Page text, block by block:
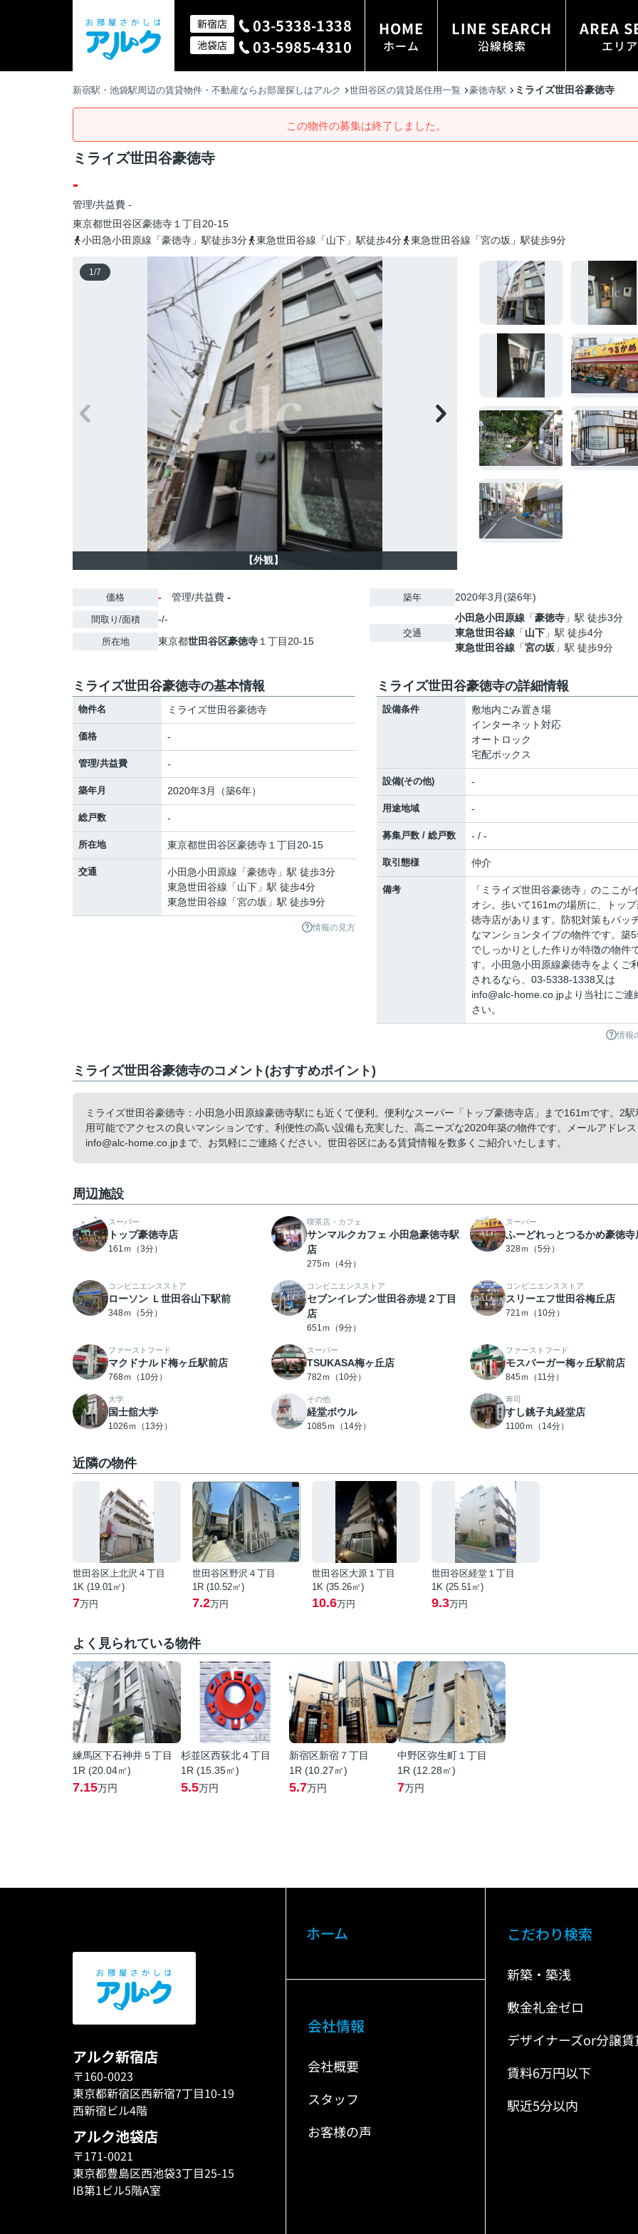
新宿店 03-5338-1338
池袋店 03-5985-4310
HOME
ホーム
LINE SEARCH
沿線検索
AREA
エリ
新宿駅・池袋駅周辺の賃貸物件・不動産ならお部屋探しはアルク 世田谷区の賃貸居住用一覧 豪徳寺駅 ミライズ世田谷豪徳寺
この物件の募集は終了しました。
ミライズ世田谷豪徳寺
-
管理/共益費 -
東京都世田谷区豪徳寺 １丁目20-15
小田急小田原線「豪徳寺」駅徒歩3分
東急世田谷線「山下」駅徒歩4分 東急世田谷線「宮の坂」駅徒歩9分
1/7
【外観】
価格 - 管理/共益費 -
間取り/面積 -/-
所在地 東京都世田谷区豪徳寺 １丁目20-15
築年 2020年3月(築6年)
交通
小田急小田原線 「豪徳寺 」駅 徒歩3分
東急世田谷線 「山下 」駅 徒歩4分
東急世田谷線 「宮の坂 」駅 徒歩9分
ミライズ世田谷豪徳寺の基本情報
物件名 ミライズ世田谷豪徳寺
価格 -
管理/共益費 -
築年月 2020年3月（築6年）
総戸数 -
所在地 東京都世田谷区豪徳寺 １丁目20-15
交通 小田急小田原線 「豪徳寺 」駅 徒歩3分
東急世田谷線 「山下 」駅 徒歩4分
東急世田谷線 「宮の坂 」駅 徒歩9分
情報の見方
ミライズ世田谷豪徳寺の詳細情報
設備条件
敷地内ごみ置き場
インターネット対応
オートロック
宅配ボックス
設備(その他) -
用途地域 -
募集戸数 / 総戸数 - / -
取引態様 仲介
備考
「ミライズ世田谷豪徳寺」のここが
オシ。歩いて161mの場所に、トッ
徳寺店があります。防犯対策もバッ
なマンションタイプの物件です。築
でしっかりとした作りが特徴の物件
す。小田急小田原線豪徳寺をよくご
されるなら、03-5338-1338又は
info@alc-home.co.jpより当社にご連
さい。
情報
ミライズ世田谷豪徳寺のコメント(おすすめポイント)
ミライズ世田谷豪徳寺：小田急小田原線豪徳寺駅にも近くて便利。便利なスーパー「トップ豪徳寺店」まで161mです。2駅
用可能でアクセスの良いマンションです。利便性の高い設備も充実した、高ニーズな2020年築の物件です。メールアドレス
info@alc-home.co.jpまで、お気軽にご連絡ください。世田谷区にある賃貸情報を数多くご紹介いたします。
周辺施設
スーパー
トップ豪徳寺店
161ｍ（3分）
喫茶店・カフェ
サンマルクカフェ 小田急豪徳寺駅
店
275ｍ（4分）
スーパー
ふーどれっとつるかめ豪徳寺
328ｍ（5分）
コンビニエンスストア
ローソン Ｌ世田谷山下駅前
348ｍ（5分）
コンビニエンスストア
セブンイレブン世田谷赤堤２丁目
店
651ｍ（9分）
コンビニエンスストア
スリーエフ世田谷梅丘店
721ｍ（10分）
ファーストフード
マクドナルド梅ヶ丘駅前店
768ｍ（10分）
スーパー
TSUKASA梅ヶ丘店
782ｍ（10分）
ファーストフード
モスバーガー梅ヶ丘駅前店
845ｍ（11分）
大学
国士舘大学
1026ｍ（13分）
その他
経堂ボウル
1085ｍ（14分）
寿司
すし銚子丸経堂店
1100ｍ（14分）
近隣の物件
世田谷区上北沢４丁目
1K (19.01㎡)
7万円
世田谷区野沢４丁目
1R (10.52㎡)
7.2万円
世田谷区大原１丁目
1K (35.26㎡)
10.6万円
世田谷区経堂１丁目
1K (25.51㎡)
9.3万円
よく見られている物件
練馬区下石神井５丁目
1R (20.04㎡)
7.15万円
杉並区西荻北４丁目
1R (15.35㎡)
5.5万円
新宿区新宿７丁目
1R (10.27㎡)
5.7万円
中野区弥生町１丁目
1R (12.28㎡)
7万円
アルク新宿店
〒160-0023
東京都新宿区西新宿7丁目10-19
西新宿ビル4階
アルク池袋店
〒171-0021
東京都豊島区西池袋3丁目25-15
IB第1ビル5階A室
ホーム
会社情報
会社概要
スタッフ
お客様の声
こだわり検索
新築・築浅
敷金礼金ゼロ
デザイナーズor分譲賃
賃料6万円以下
駅近5分以内